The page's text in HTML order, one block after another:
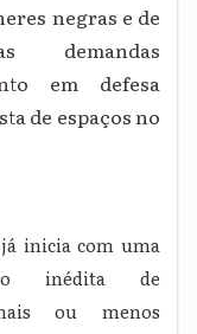
negras e de
demandas
em defesa
de espaços no
já inicia com uma
inédita de
ou menos